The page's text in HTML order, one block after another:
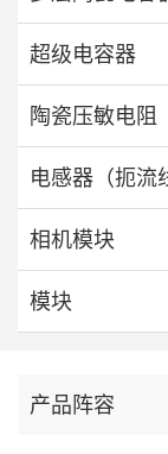
超级电容器
陶瓷压敏电阻
电感器（扼流
相机模块
模块
产品阵容